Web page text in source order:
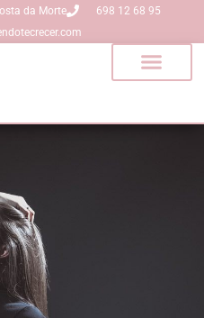
da Morte
698 12 68 95